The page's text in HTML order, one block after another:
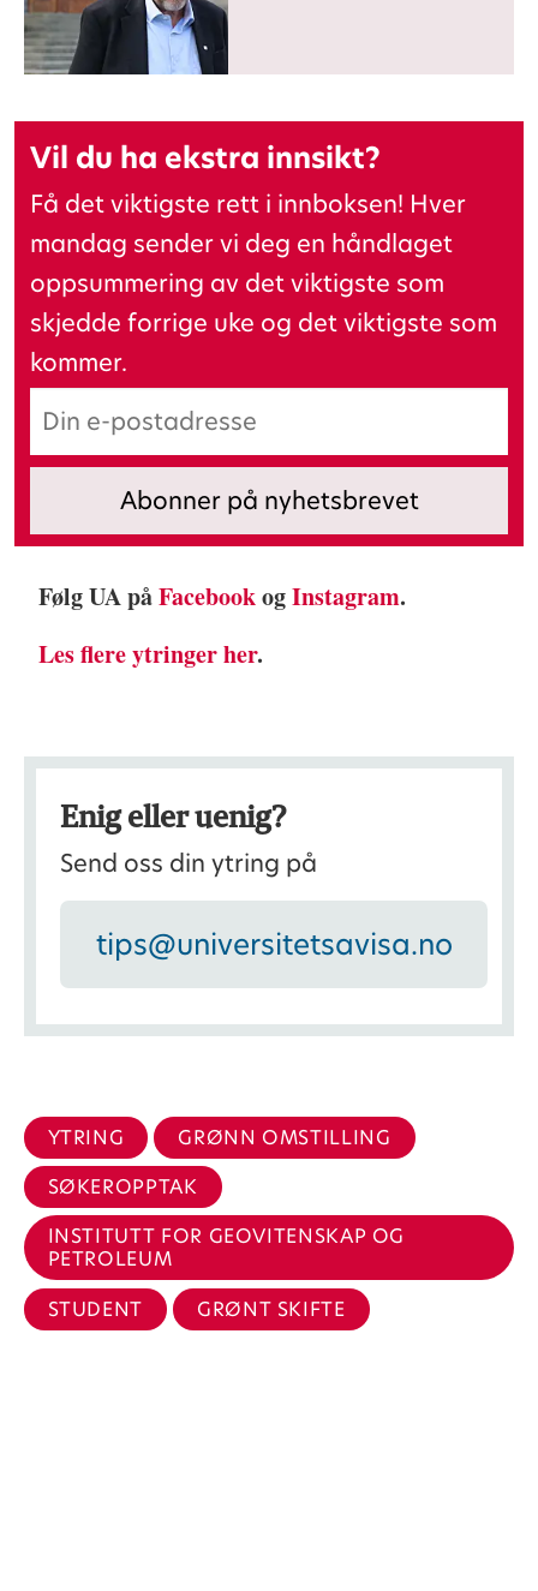
Vil du ha ekstra innsikt?
Få det viktigste rett i innboksen! Hver
mandag sender vi deg en håndlaget
oppsummering av det viktigste som
skjedde forrige uke og det viktigste som
kommer.
Følg UA påFacebookogInstagram.
Les flere ytringer her.
Enig eller uenig?
Send oss din ytring på
tips@universitetsavisa.no
YTRING
GRØNN OMSTILLING
SØKEROPPTAK
INSTITUTT FOR GEOVITENSKAP OG
PETROLEUM
STUDENT
GRØNT SKIFTE